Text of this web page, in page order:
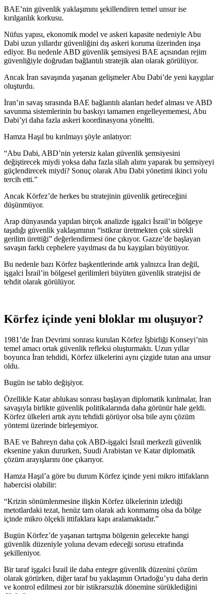
BAE’nin güvenlik yaklaşımını şekillendiren temel unsur ise
kırılganlık korkusu.
Nüfus yapısı, ekonomik model ve askeri kapasite nedeniyle Abu
Dabi uzun yıllardır güvenliğini dış askeri koruma üzerinden inşa
ediyor. Bu nedenle ABD güvenlik şemsiyesi BAE açısından rejim
güvenliğiyle doğrudan bağlantılı stratejik alan olarak görülüyor.
Ancak İran savaşında yaşanan gelişmeler Abu Dabi’de yeni kaygılar
oluşturdu.
İran’ın savaş sırasında BAE bağlantılı alanları hedef alması ve ABD
savunma sistemlerinin bu baskıyı tamamen engelleyememesi, Abu
Dabi’yi daha fazla askeri koordinasyona yöneltti.
Hamza Haşıl bu kırılmayı şöyle anlatıyor:
“Abu Dabi, ABD’nin yetersiz kalan güvenlik şemsiyesini
değiştirecek miydi yoksa daha fazla silah alımı yaparak bu şemsiyeyi
güçlendirecek miydi? Sonuç olarak Abu Dabi yönetimi ikinci yolu
tercih etti.”
Ancak Körfez’de herkes bu stratejinin güvenlik getireceğini
düşünmüyor.
Arap dünyasında yapılan birçok analizde işgalci İsrail’in bölgeye
taşıdığı güvenlik yaklaşımının “istikrar üretmekten çok sürekli
gerilim ürettiği” değerlendirmesi öne çıkıyor. Gazze’de başlayan
savaşın farklı cephelere yayılması da bu kaygıları büyütüyor.
Bu nedenle bazı Körfez başkentlerinde artık yalnızca İran değil,
işgalci İsrail’in bölgesel gerilimleri büyüten güvenlik stratejisi de
tehdit olarak görülüyor.
Körfez içinde yeni bloklar mı oluşuyor?
1981’de İran Devrimi sonrası kurulan Körfez İşbirliği Konseyi’nin
temel amacı ortak güvenlik refleksi oluşturmaktı. Uzun yıllar
boyunca İran tehdidi, Körfez ülkelerini aynı çizgide tutan ana unsur
oldu.
Bugün ise tablo değişiyor.
Özellikle Katar ablukası sonrası başlayan diplomatik kırılmalar, İran
savaşıyla birlikte güvenlik politikalarında daha görünür hale geldi.
Körfez ülkeleri artık aynı tehdidi görüyor olsa bile aynı çözüm
yöntemi üzerinde birleşemiyor.
BAE ve Bahreyn daha çok ABD-işgalci İsrail merkezli güvenlik
eksenine yakın dururken, Suudi Arabistan ve Katar diplomatik
çözüm arayışlarını öne çıkarıyor.
Hamza Haşıl’a göre bu durum Körfez içinde yeni mikro ittifakların
habercisi olabilir:
“Krizin sönümlenmesine ilişkin Körfez ülkelerinin izlediği
metotlardaki tezat, henüz tam olarak adı konmamış olsa da bölge
içinde mikro ölçekli ittifaklara kapı aralamaktadır.”
Bugün Körfez’de yaşanan tartışma bölgenin gelecekte hangi
güvenlik düzeniyle yoluna devam edeceği sorusu etrafında
şekilleniyor.
Bir taraf işgalci İsrail ile daha entegre güvenlik düzenini çözüm
olarak görürken, diğer taraf bu yaklaşımın Ortadoğu’yu daha derin
ve kontrol edilmesi zor bir istikrarsızlık dönemine sürüklediğini